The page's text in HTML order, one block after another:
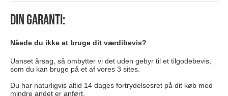
Din garanti:
Nåede du ikke at bruge dit værdibevis?
Uanset årsag, så ombytter vi det uden gebyr til et tilgodebevis,
som du kan bruge på et af vores 3 sites.
Du har naturligvis altid 14 dages fortrydelsesret på dit køb med
mindre andet er anført.